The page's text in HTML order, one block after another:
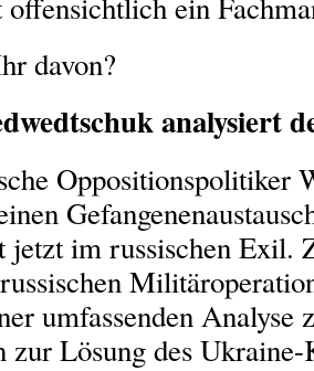
davon?
analysiert
Oppositionspolitiker
jetzt im russischen Exil.
umfassenden Analyse
zur Lösung des